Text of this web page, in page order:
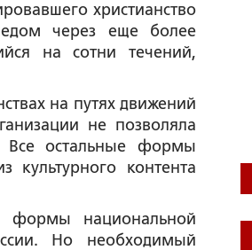
христианство
через еще более
на сотни течений,
на путях движений
не позволяла
Все остальные формы
культурного контента
формы национальной
Но необходимый